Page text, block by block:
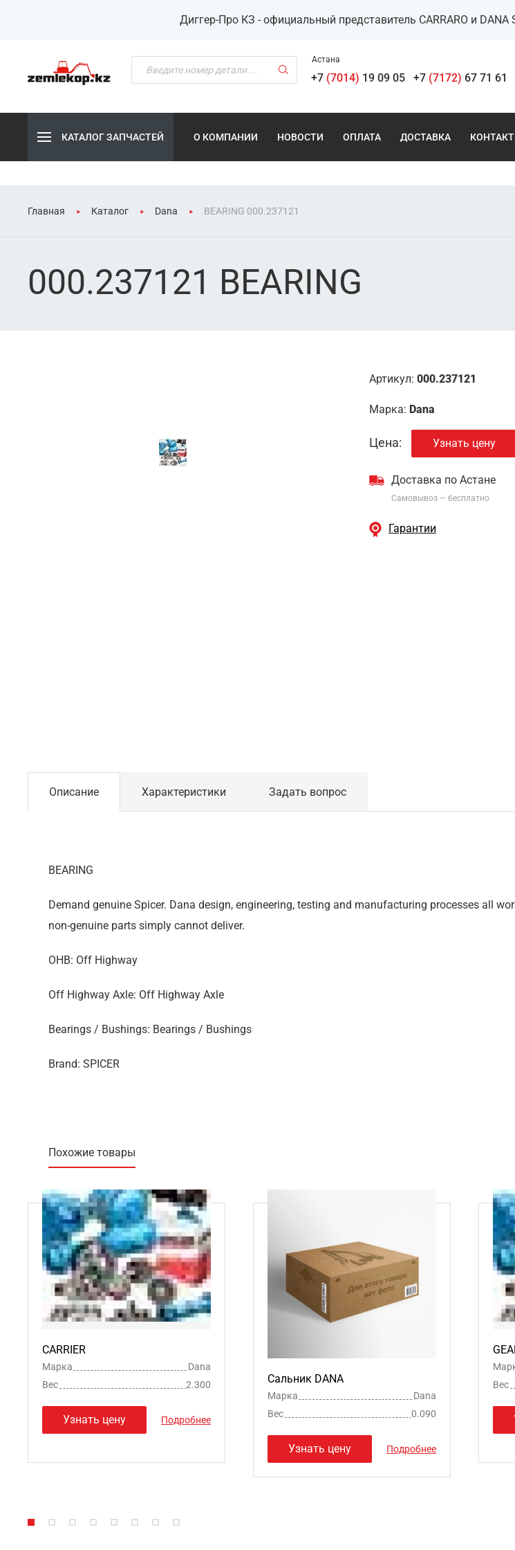
Диггер-Про КЗ - официальный представитель CARRARO и DANA
Астана
+7 (7014) 19 09 05 +7 (7172) 67 71 61
КАТАЛОГ ЗАПЧАСТЕЙ О КОМПАНИИ НОВОСТИ ОПЛАТА ДОСТАВКА
Главная Каталог Dana BEARING 000.237121
000.237121 BEARING
Артикул: 000.237121
Марка: Dana
Цена: Узнать цену
Доставка по Астане
Самовывоз — бесплатно
Гарантии
Описание Характеристики Задать вопрос
BEARING
Demand genuine Spicer. Dana design, engineering, testing and manufacturing processes all
non-genuine parts simply cannot deliver.
OHB: Off Highway
Off Highway Axle: Off Highway Axle
Bearings / Bushings: Bearings / Bushings
Brand: SPICER
Похожие товары
CARRIER
Марка
Dana
Вес
2.300
Узнать цену Подробнее
Сальник DANA
Марка
Dana
Вес
0.090
Узнать цену Подробнее
Вес